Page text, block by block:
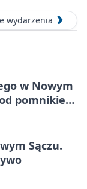
wydarzenia
w Nowym
pomnikiem
Sączu.